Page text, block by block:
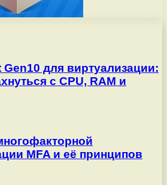
Gen10 для виртуализации:
с CPU, RAM и
MFA и её принципов